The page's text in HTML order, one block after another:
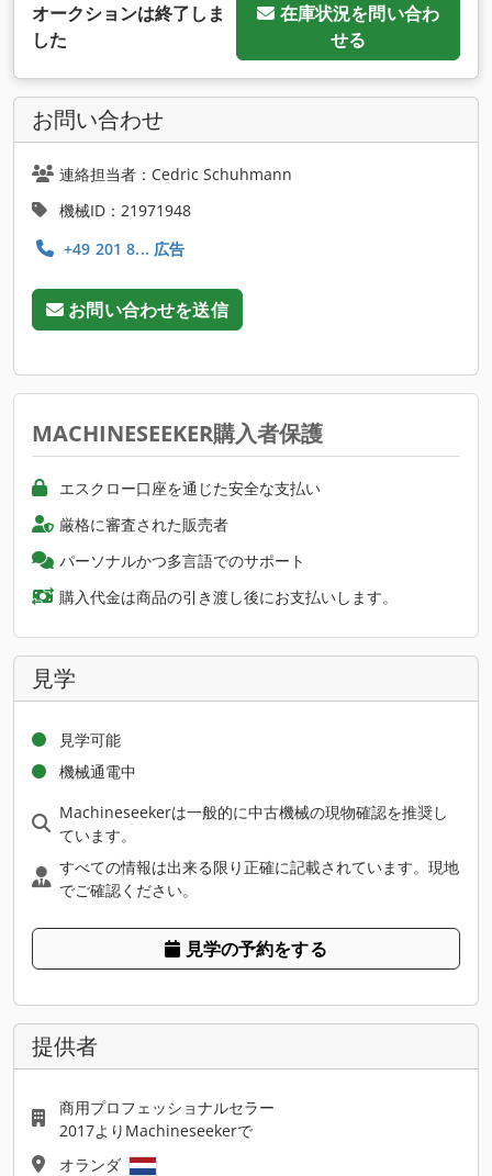
オークションは終了しま
した
在庫状況を問い合わ
せる
お問い合わせ
連絡担当者：Cedric Schuhmann
機械ID：21971948
+49 201 8... 広告
お問い合わせを送信
MACHINESEEKER購入者保護
エスクロー口座を通じた安全な支払い
厳格に審査された販売者
パーソナルかつ多言語でのサポート
購入代金は商品の引き渡し後にお支払いします。
見学
見学可能
機械通電中
Machineseekerは一般的に中古機械の現物確認を推奨し
ています。
すべての情報は出来る限り正確に記載されています。現地
でご確認ください。
見学の予約をする
提供者
商用プロフェッショナルセラー
2017よりMachineseekerで
オランダ